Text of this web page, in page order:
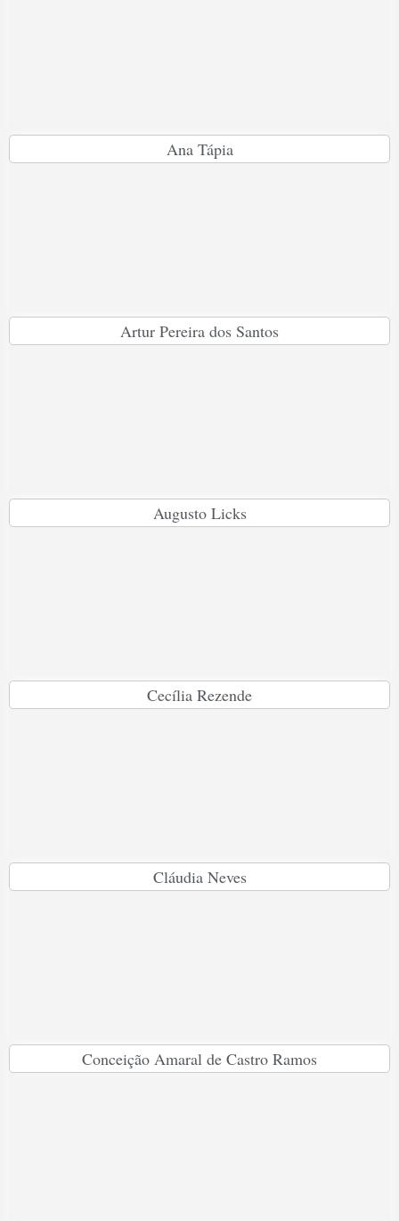
Ana Tápia
Artur Pereira dos Santos
Augusto Licks
Cecília Rezende
Cláudia Neves
Conceição Amaral de Castro Ramos